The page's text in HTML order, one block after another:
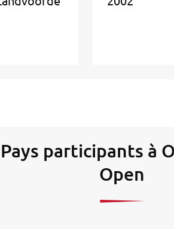
Pays participants à
Open